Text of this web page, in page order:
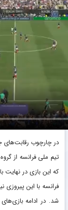
که این بازی در نهایت با پیروزی ۳ بر یک